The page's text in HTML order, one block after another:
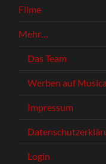
Filme
Mehr…
Das Team
Werben auf
Impressum
Login